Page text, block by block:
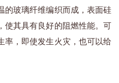
的玻璃纤维编织而成，表面硅
使其具有良好的阻燃性能。可
率，即使发生火灾，也可以给